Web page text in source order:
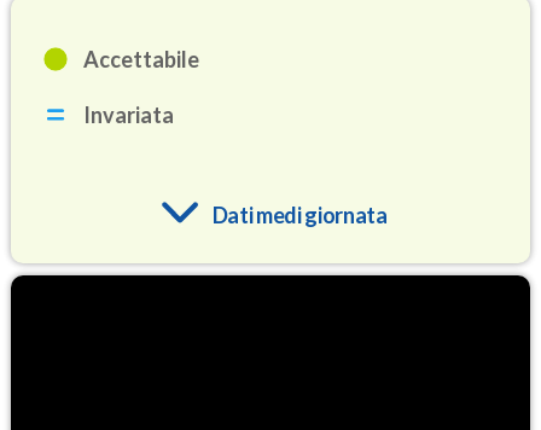
Accettabile
Invariata
Dati medi giornata